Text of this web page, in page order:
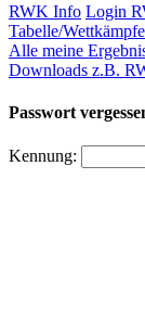
RWK Info Login
Tabelle/
Alle meine
Downloads z.B.
Passwort
Kennung: